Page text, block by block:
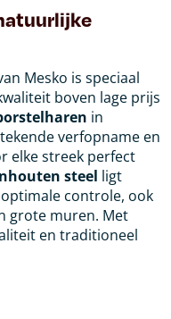
Mesko is speciaal
boven lage prijs
in
verfopname en
elke streek perfect
steel ligt
controle, ook
grote muren. Met
en traditioneel